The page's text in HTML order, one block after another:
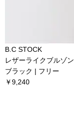
B.C STOCK
レザーライクブルゾン
ブラック | フリー
￥9,240